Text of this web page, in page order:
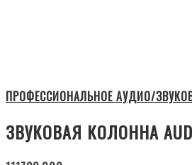
ПРОФЕССИОНАЛЬНОЕ АУДИО/
ЗВУКОВАЯ КОЛОННА